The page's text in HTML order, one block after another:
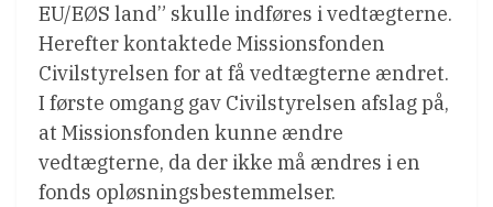
EU/EØS land” skulle indføres i vedtægterne.
Herefter kontaktede Missionsfonden
Civilstyrelsen for at få vedtægterne ændret.
I første omgang gav Civilstyrelsen afslag på,
at Missionsfonden kunne ændre
vedtægterne, da der ikke må ændres i en
fonds opløsningsbestemmelser.